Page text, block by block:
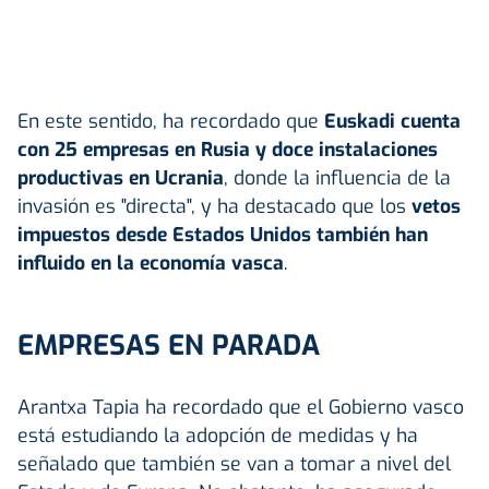
En este sentido, ha recordado que Euskadi cuenta
con 25 empresas en Rusia y doce instalaciones
productivas en Ucrania, donde la influencia de la
invasión es "directa", y ha destacado que los vetos
impuestos desde Estados Unidos también han
influido en la economía vasca.
EMPRESAS EN PARADA
Arantxa Tapia ha recordado que el Gobierno vasco
está estudiando la adopción de medidas y ha
señalado que también se van a tomar a nivel del